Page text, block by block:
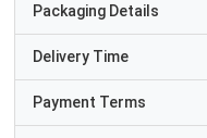
Packaging Details
Delivery Time
Payment Terms